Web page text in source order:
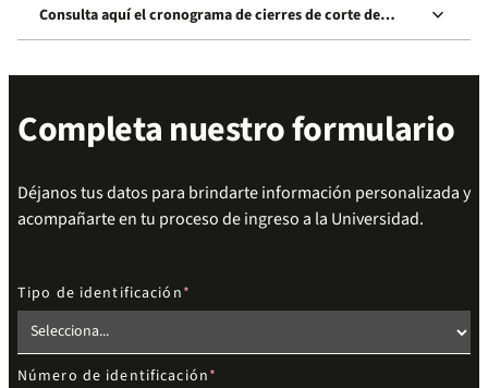
Consulta aquí el cronograma de cierres de corte de
inscripción
keyboard_arrow_down
Completa nuestro formulario
Déjanos tus datos para brindarte información personalizada y
acompañarte en tu proceso de ingreso a la Universidad.
Tipo de identificación
Número de identificación